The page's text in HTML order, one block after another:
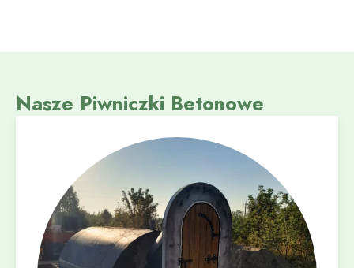
Nasze Piwniczki Betonowe